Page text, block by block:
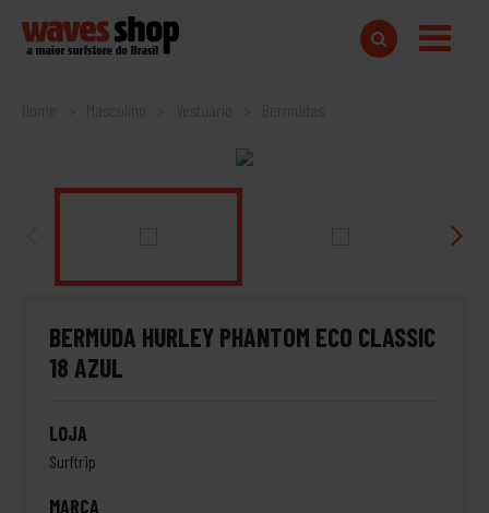
Home Bermudas
BERMUDA HURLEY PHANTOM ECO CLASSIC
18 AZUL
LOJA
Surftrip
MARCA